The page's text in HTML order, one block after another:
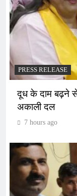
PRESS RELEASE
दूध के दाम बढ़ने
अकाली दल
7 hours ago